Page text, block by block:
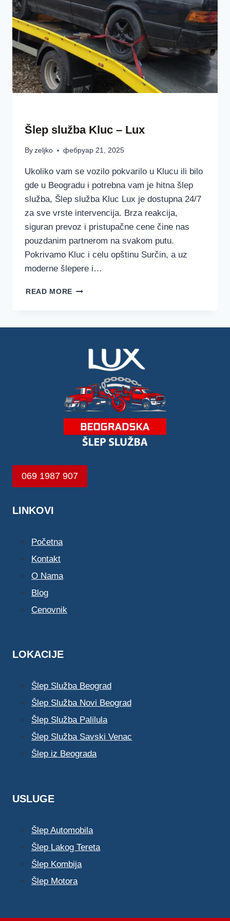
Šlep služba Kluc – Lux
By zeljko фебруар 21, 2025
Ukoliko vam se vozilo pokvarilo u Klucu ili bilo
gde u Beogradu i potrebna vam je hitna šlep
služba, Šlep služba Kluc Lux je dostupna 24/7
za sve vrste intervencija. Brza reakcija,
siguran prevoz i pristupačne cene čine nas
pouzdanim partnerom na svakom putu.
Pokrivamo Kluc i celu opštinu Surčin, a uz
moderne šlepere i…
READ MORE ŠLEP
069 1987 907
LINKOVI
Početna
Kontakt
O Nama
Blog
Cenovnik
LOKACIJE
Šlep Služba Beograd
Šlep Služba Novi Beograd
Šlep Služba Palilula
Šlep Služba Savski Venac
Šlep iz Beograda
USLUGE
Šlep Automobila
Šlep Lakog Tereta
Šlep Kombija
Šlep Motora